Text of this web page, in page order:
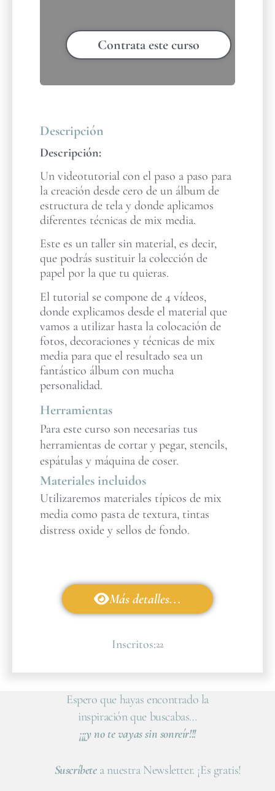
Contrata este curso
Descripción
Descripción:
Un videotutorial con el paso a paso para
la creación desde cero de un álbum de
estructura de tela y donde aplicamos
diferentes técnicas de mix media.
Este es un taller sin material, es decir,
que podrás sustituir la colección de
papel por la que tu quieras.
El tutorial se compone de 4 vídeos,
donde explicamos desde el material que
vamos a utilizar hasta la colocación de
fotos, decoraciones y técnicas de mix
media para que el resultado sea un
fantástico álbum con mucha
personalidad.
Herramientas
Para este curso son necesarias tus
herramientas de cortar y pegar, stencils,
espátulas y máquina de coser.
Materiales incluidos
Utilizaremos materiales típicos de mix
media como pasta de textura, tintas
distress oxide y sellos de fondo.
Más detalles...
Inscritos:22
Espero que hayas encontrado la
inspiración que buscabas…
¡¡¡y no te vayas sin sonreír!!!
Suscríbetea nuestra Newsletter. ¡Es gratis!